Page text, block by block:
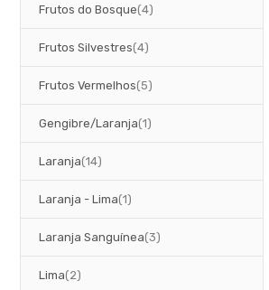
Frutos do Bosque 4
artigos
Frutos Silvestres 4
artigos
Frutos Vermelhos 5
artigos
Gengibre/Laranja 1
artigo
Laranja 14
artigos
Laranja - Lima 1
artigo
Laranja Sanguínea 3
artigos
Lima 2
artigos